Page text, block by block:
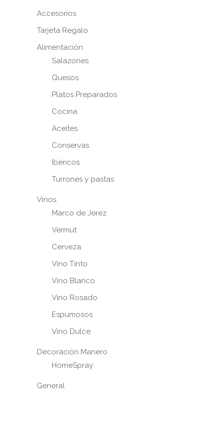
Accesorios
Tarjeta Regalo
Alimentación
Salazones
Quesos
Platos Preparados
Cocina
Aceites
Conservas
Ibéricos
Turrones y pastas
Vinos
Marco de Jerez
Vermut
Cerveza
Vino Tinto
Vino Blanco
Vino Rosado
Espumosos
Vino Dulce
Decoración Manero
HomeSpray
General